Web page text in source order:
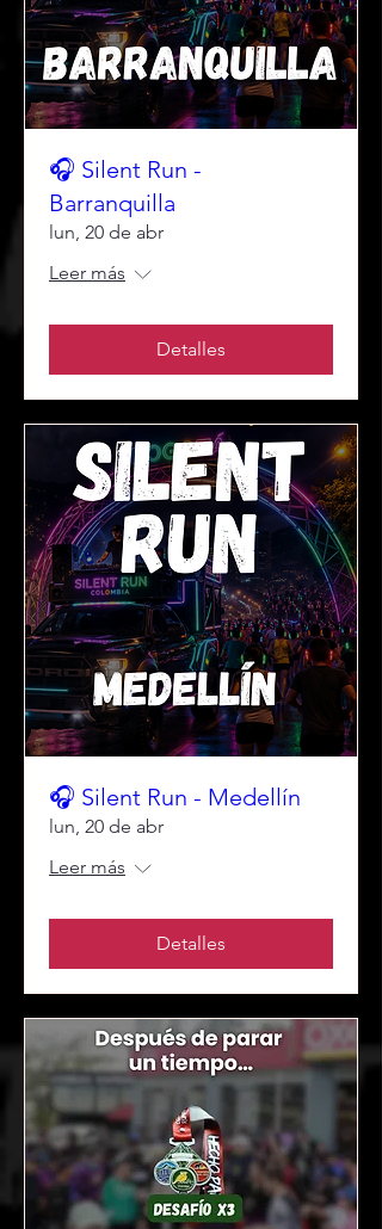
🎧 Silent Run -
Barranquilla
lun, 20 de abr
Leer más
Detalles
🎧 Silent Run - Medellín
lun, 20 de abr
Leer más
Detalles